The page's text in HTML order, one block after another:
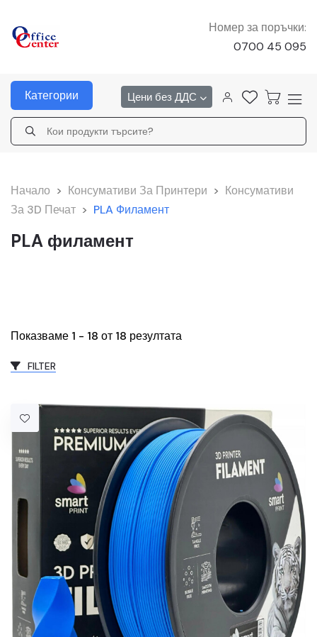
Номер за поръчки:
0700 45 095
Категории Цени без ДДС
Начало > Консумативи За Принтери > Консумативи
За 3D Печат > PLA Филамент
PLA филамент
Показваме 1 - 18 от 18 резултата
FILTER